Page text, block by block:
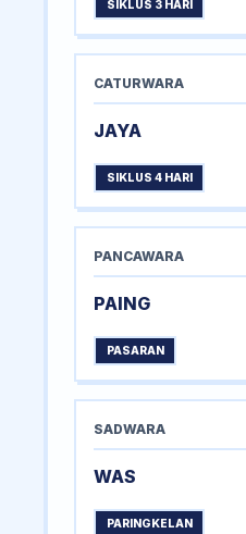
SIKLUS 3 HARI
CATURWARA
JAYA
SIKLUS 4 HARI
PANCAWARA
PAING
PASARAN
SADWARA
WAS
PARINGKELAN